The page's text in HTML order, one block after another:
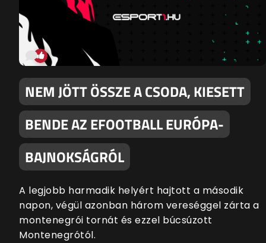
NEM JÖTT ÖSSZE A CSODA, KIESETT
BENDE AZ EFOOTBALL EURÓPA-
BAJNOKSÁGRÓL
A legjobb harmadik helyért hajtott a második
napon, végül azonban három vereséggel zárta a
montenegrói tornát és ezzel búcsúzott
Montenegrótól.